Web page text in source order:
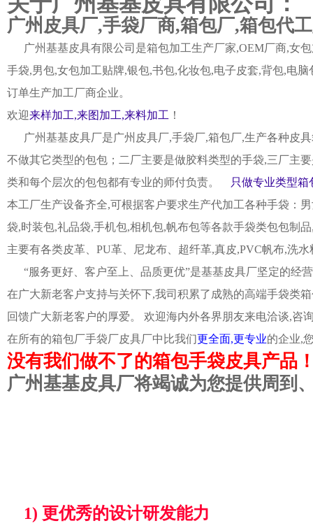
广州皮具厂,手袋厂商,箱包厂,箱包代
广州基基皮具有限公司是箱包加工生产厂家,OEM厂商,女
手袋,男包,女包加工贴牌,银包,书包,化妆包,电子皮套,背包,电
订单生产加工厂商企业。
欢迎来样加工,来图加工,来料加工 ！
广州基基皮具厂是广州皮具厂,手袋厂,箱包厂,生产各种皮
不做其它类型的包包；二厂主要是做胶料类型的手袋,三厂主
类和每个层次的包包都有专业的师付负责。
只做专业类型箱
本工厂生产设备齐全,可根据客户要求生产代加工各种手袋：
袋,时装包,礼品袋,手机包,相机包,帆布包等各款手袋类包包制
主要有各类皮革、PU革、尼龙布、超纤革,真皮,PVC帆布,洗
“服务更好、客户至上、品质更优”是基基皮具厂坚定的经
在广大新老客户支持与关怀下,我司积累了成熟的高端手袋类
回馈广大新老客户的厚爱。 欢迎海内外各界朋友来电洽谈,咨
在所有的箱包厂手袋厂皮具厂中比我们更全面,更专业的企业,
没有我们做不了的箱包手袋皮具产品
广州基基皮具厂将竭诚为您提供周到
1) 更优秀的设计研发能力